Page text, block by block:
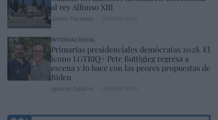
al rey Alfonso XIII
INTERNACIONAL
Primarias presidenciales demócratas 2028. El
icono LGTBIQ+ Pete Buttigieg regresa a
escena y lo hace con las peores propuestas de
Biden